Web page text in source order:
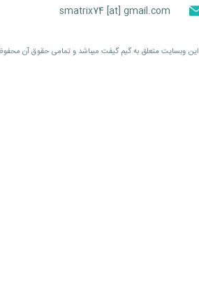
smatrix74 [at] gmail.com
اين وبسايت متعلق به گیم گیفت ميباشد و تمامی حقوق آن